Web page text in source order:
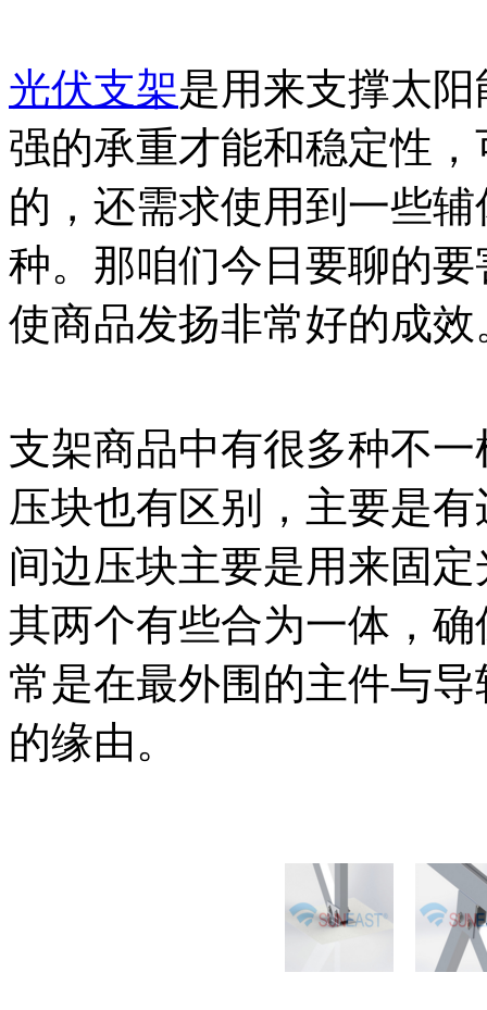
光伏支架是用来支撑太
强的承重才能和稳定性
的，还需求使用到一些
种。那咱们今日要聊的
使商品发扬非常好的成效
支架商品中有很多种不
压块也有区别，主要是
间边压块主要是用来固
其两个有些合为一体，
常是在最外围的主件与
的缘由。